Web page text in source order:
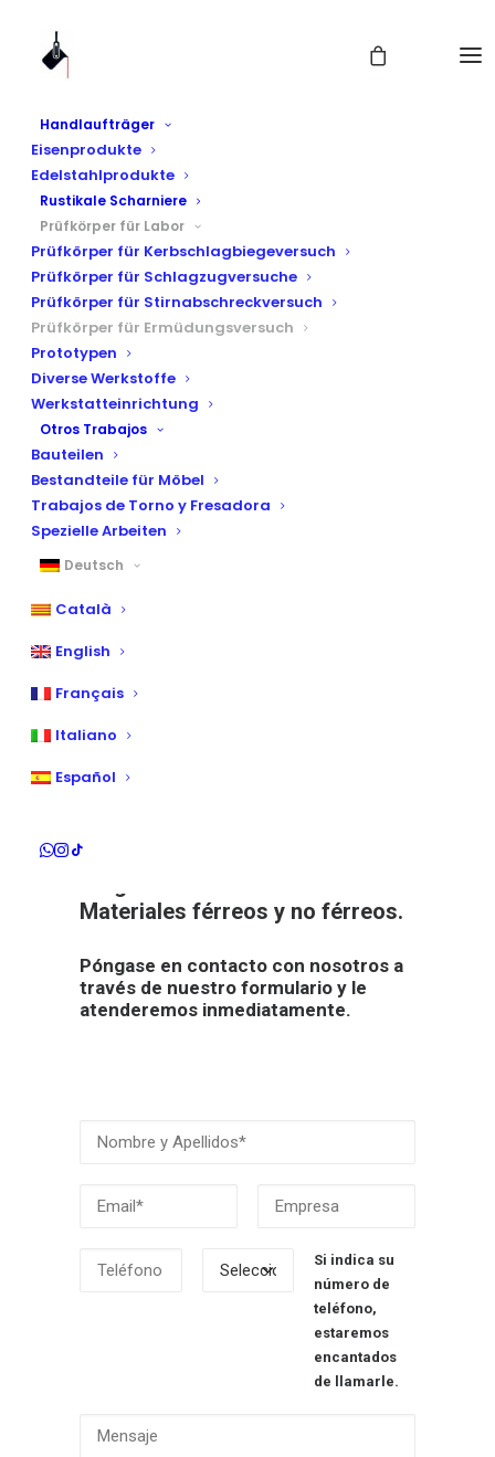
Handlaufträger
Eisenprodukte
Edelstahlprodukte
Rustikale Scharniere
Prüfkörper für Labor
Prüfkörper für Kerbschlagbiegeversuch
Prüfkörper für Schlagzugversuche
Prüfkörper für Stirnabschreckversuch
Prüfkörper für Ermüdungsversuch
Prototypen
Diverse Werkstoffe
Werkstatteinrichtung
Otros Trabajos
Bauteilen
Bestandteile für Möbel
Trabajos de Torno y Fresadora
Spezielle Arbeiten
Deutsch
Català
English
Français
Italiano
Español
Prüfkörper für
Ermüdungsversuch
*Derzeit ausschließlich
Fabricamos probetas para
límite de fatiga, resistencia
Materiales férreos y no férreos.
Póngase en contacto con nosotros a
través de nuestro formulario y le
atenderemos inmediatamente.
Si indica su
número de
teléfono,
estaremos
encantados
de llamarle.